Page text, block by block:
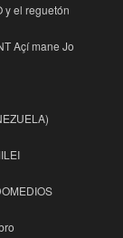
y el reguetón
Açí mane Jo